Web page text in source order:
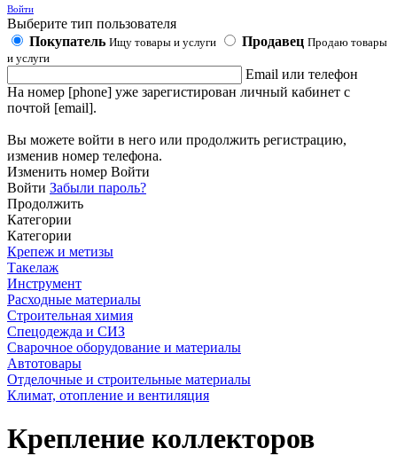
Войти
Выберите тип пользователя
Покупатель Ищу товары и услуги Продавец Продаю товары
и услуги
Email или телефон
На номер [phone] уже зарегистирован личный кабинет с
почтой [email].
Вы можете войти в него или продолжить регистрацию,
изменив номер телефона.
Изменить номер Войти
Войти Забыли пароль?
Продолжить
Категории
Категории
Крепеж и метизы
Такелаж
Инструмент
Расходные материалы
Строительная химия
Спецодежда и СИЗ
Сварочное оборудование и материалы
Автотовары
Отделочные и строительные материалы
Климат, отопление и вентиляция
Крепление коллекторов